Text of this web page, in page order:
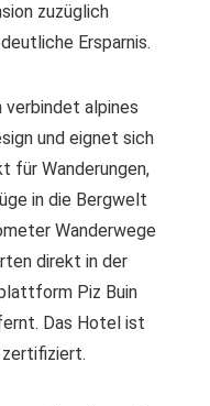
zuzüglich
Ersparnis.
verbindet alpines
und eignet sich
für Wanderungen,
in die Bergwelt
Wanderwege
direkt in der
Piz Buin
Das Hotel ist
zertifiziert.